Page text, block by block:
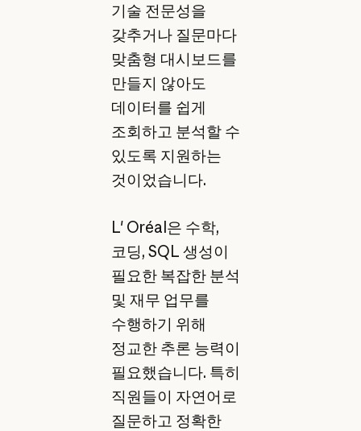
기술 전문성을
갖추거나 질문마다
맞춤형 대시보드를
만들지 않아도
데이터를 쉽게
조회하고 분석할 수
있도록 지원하는
것이었습니다.
L' Oréal은 수학,
코딩, SQL 생성이
필요한 복잡한 분석
및 재무 업무를
수행하기 위해
정교한 추론 능력이
필요했습니다. 특히
직원들이 자연어로
질문하고 정확한